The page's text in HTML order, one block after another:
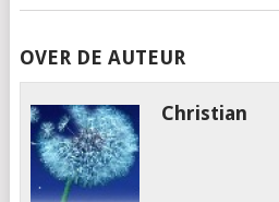
OVER DE AUTEUR
Christian